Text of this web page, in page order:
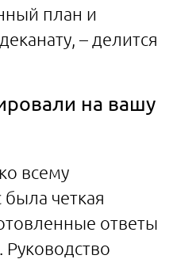
план и
– делится
на вашу
всему
была четкая
ответы